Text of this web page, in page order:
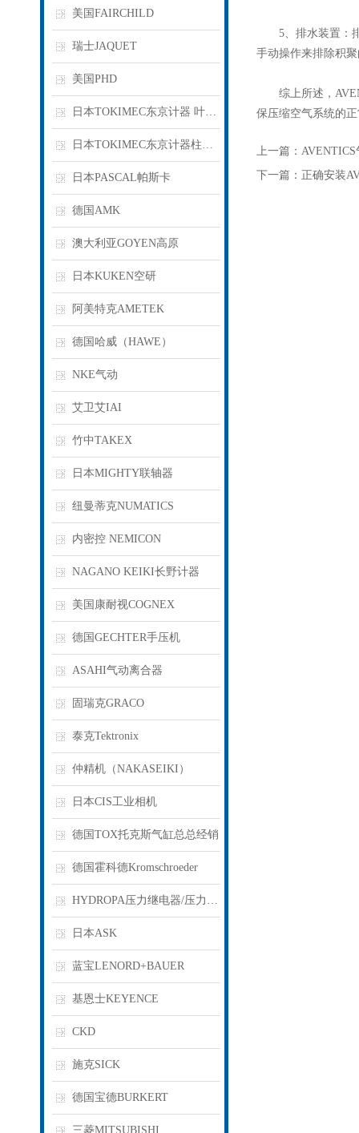
美国FAIRCHILD
瑞士JAQUET
美国PHD
日本TOKIMEC东京计器 叶片泵
日本TOKIMEC东京计器柱塞泵
日本PASCAL帕斯卡
德国AMK
澳大利亚GOYEN高原
日本KUKEN空研
阿美特克AMETEK
德国哈威（HAWE）
NKE气动
艾卫艾IAI
竹中TAKEX
日本MIGHTY联轴器
纽曼蒂克NUMATICS
内密控 NEMICON
NAGANO KEIKI长野计器
美国康耐视COGNEX
德国GECHTER手压机
ASAHI气动离合器
固瑞克GRACO
泰克Tektronix
仲精机（NAKASEIKI）
日本CIS工业相机
德国TOX托克斯气缸总总经销
德国霍科德Kromschroeder
HYDROPA压力继电器/压力开关
日本ASK
蓝宝LENORD+BAUER
基恩士KEYENCE
CKD
施克SICK
德国宝德BURKERT
三菱MITSUBISHI
5、排水装置：排
手动操作来排除积
综上所述，
保压缩空气系统的
上一篇：
下一篇： 正确安装